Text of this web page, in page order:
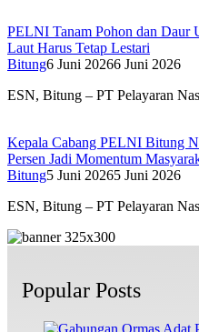
PELNI Tanam Pohon dan Daur
Laut Harus Tetap Lestari
Bitung6 Juni 20266 Juni 2026
ESN, Bitung – PT Pelayaran
Kepala Cabang PELNI Bitung
Persen Jadi Momentum
Bitung5 Juni 20265 Juni 2026
ESN, Bitung – PT Pelayaran
Popular Posts